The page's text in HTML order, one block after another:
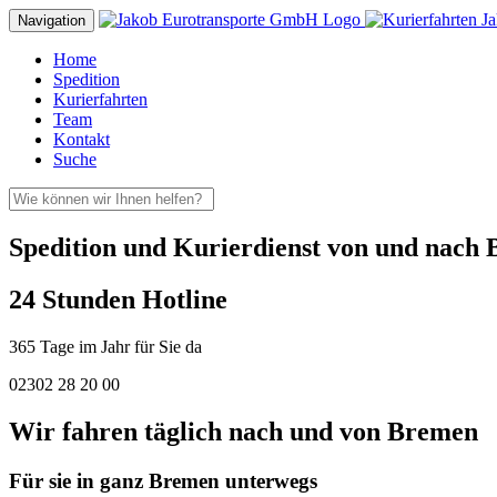
Navigation
Home
Spedition
Kurierfahrten
Team
Kontakt
Suche
Spedition und Kurierdienst von und nach
24 Stunden Hotline
365 Tage im Jahr für Sie da
02302 28 20 00
Wir fahren täglich nach und von Bremen
Für sie in ganz Bremen unterwegs